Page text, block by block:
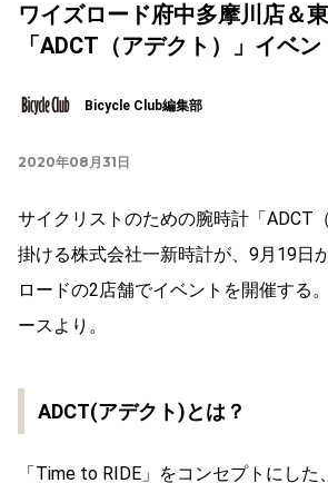
ワイズロード府中多摩川店＆
「ADCT（アデクト）」イベ
Bicycle Club編集部
2020年08月31日
サイクリストのための腕時計「ADCT
掛ける株式会社一新時計が、9月19日
ロードの2店舗でイベントを開催する
ースより。
ADCT(アデクト)とは？
「Time to RIDE」をコンセプトにし